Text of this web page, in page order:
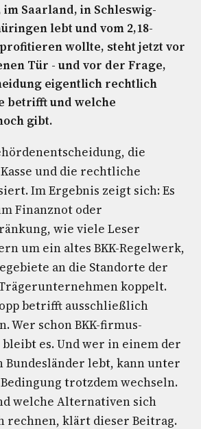
Saarland, in Schleswig-
lebt und vom 2,18-
wollte, steht jetzt vor
Tür - und vor der Frage,
eigentlich rechtlich
betrifft und welche
gibt.
die
und die rechtliche
Im Ergebnis zeigt sich: Es
Finanznot oder
wie viele Leser
um ein altes BKK-Regelwerk,
an die Standorte der
koppelt.
betrifft ausschließlich
Wer schon BKK-firmus-
es. Und wer in einem der
Bundesländer lebt, kann unter
trotzdem wechseln.
welche Alternativen sich
rechnen, klärt dieser Beitrag.